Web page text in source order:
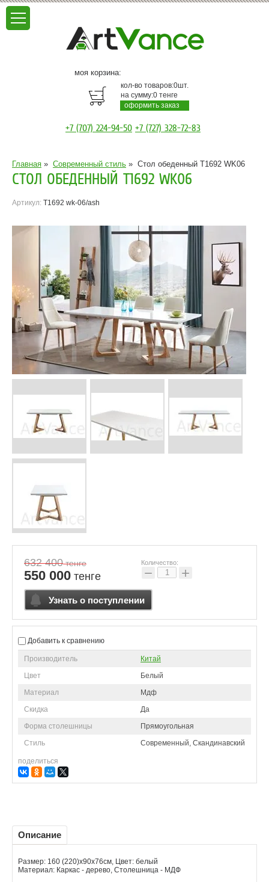
моя корзина:
кол-во товаров:0шт.
на сумму:0 тенге
оформить заказ
+7 (707) 224-94-50 +7 (727) 328-72-83
Главная » Современный стиль » Стол обеденный T1692 WK06
СТОЛ ОБЕДЕННЫЙ T1692 WK06
Артикул: T1692 wk-06/ash
632 400тенге
550 000 тенге
Количество:
− +
Узнать о поступлении
Добавить к сравнению
Производитель
Китай
Цвет
Белый
Материал
Мдф
Скидка
Да
Форма столешницы
Прямоугольная
Стиль
Современный, Скандинавский
поделиться
Описание
Размер: 160 (220)x90x76см, Цвет: белый
Материал: Каркас - дерево, Столешница - МДФ